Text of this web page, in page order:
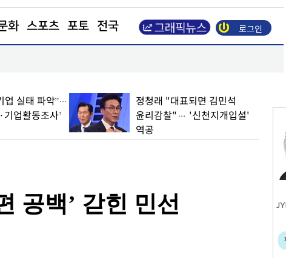
화 스포츠 포토 전국 로그인
업 실태 파악”…
기업활동조사’
정청래 "대표되면 김민석
윤리감찰"… '신천지개입설'
역공
공백’ 갇힌 민선